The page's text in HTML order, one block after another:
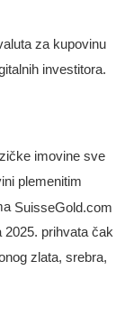
za kupovinu
investitora.
imovine sve
plemenitim
SuisseGold.com
2025. prihvata čak
zlata, srebra,